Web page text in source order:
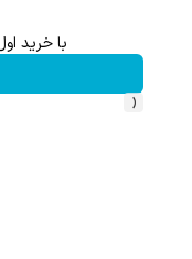
با خرید اول از گریم
‹